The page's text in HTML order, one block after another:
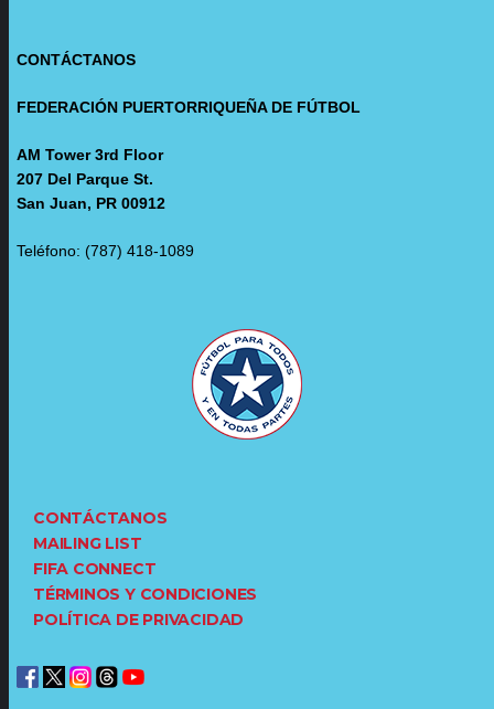
CONTÁCTANOS
FEDERACIÓN PUERTORRIQUEÑA DE FÚTBOL
AM Tower 3rd Floor
207 Del Parque St.
San Juan, PR 00912
Teléfono: (787) 418-1089
CONTÁCTANOS
MAILING LIST
FIFA CONNECT
TÉRMINOS Y CONDICIONES
POLÍTICA DE PRIVACIDAD